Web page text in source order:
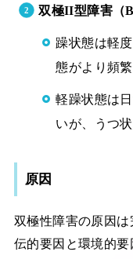
双極II型障害（
躁状態は軽
態がより頻
軽躁状態は
いが、うつ
原因
双極性障害の原因
伝的要因と環境的